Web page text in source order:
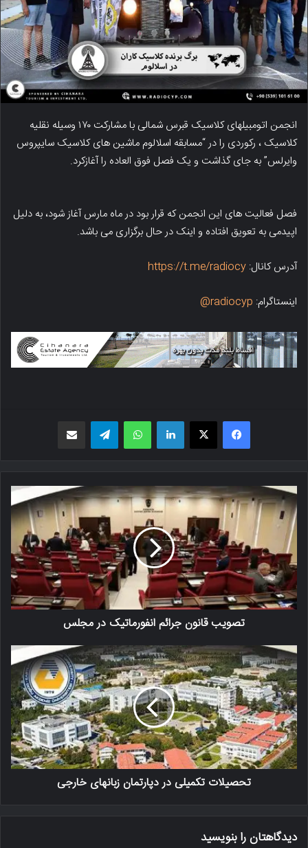
انجمن اتومبیلهای کلاسیک قبرس شمالی با مشارکت ۱۷۰ وسیله نقلیه
کلاسیک ، رکوردی را در “مسابقه اسلالوم ماشین های کلاسیک سایپروس
وایرلس” به جای گذاشت و یک فصل فوق العاده را آغازکرد.
فصل فعالیت های این انجمن که قرار بود در ماه مارس آغاز شود، به دلیل
اپیدمی به تعویق افتاده و اینک در حال برگزاری می باشد.
آدرس کانال: https://t.me/radiocy
اینستاگرام: radiocyp@
فیسبوک X لینکدین واتس اپ تلگرام
تصویب قانون جرائم انفورماتیک در مجلس
تحصیلات تکمیلی در دپارتمان زبانهای خارجی
دیدگاهتان را بنویسید